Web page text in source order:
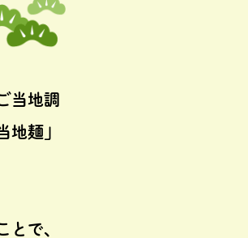
当地調
地麺」
とで、